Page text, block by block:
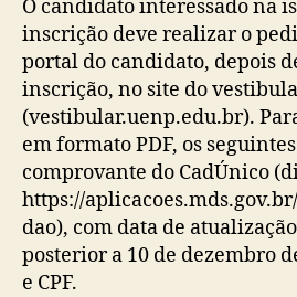
O candidato interessado na
inscrição deve realizar o
portal do candidato, depois
inscrição, no site do
(vestibular.uenp.edu.br).
em formato PDF, os
comprovante do CadÚnico
https://
dao), com data de
posterior a 10 de dezembro
e CPF.